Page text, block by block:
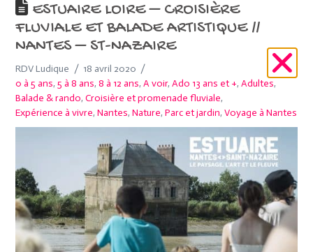
ESTUAIRE LOIRE – CROISIÈRE
FLUVIALE ET BALADE ARTISTIQUE //
NANTES – ST-NAZAIRE
RDV Ludique
18 avril 2020
0 à 5 ans,5 à 8 ans,8 à 12 ans,A voir,Ado 13 ans et +,Adultes,
Balade & rando,Croisière et promenade fluviale,
Expérience à vivre,Nantes,Nature,Parc et jardin,Voyage à Nantes